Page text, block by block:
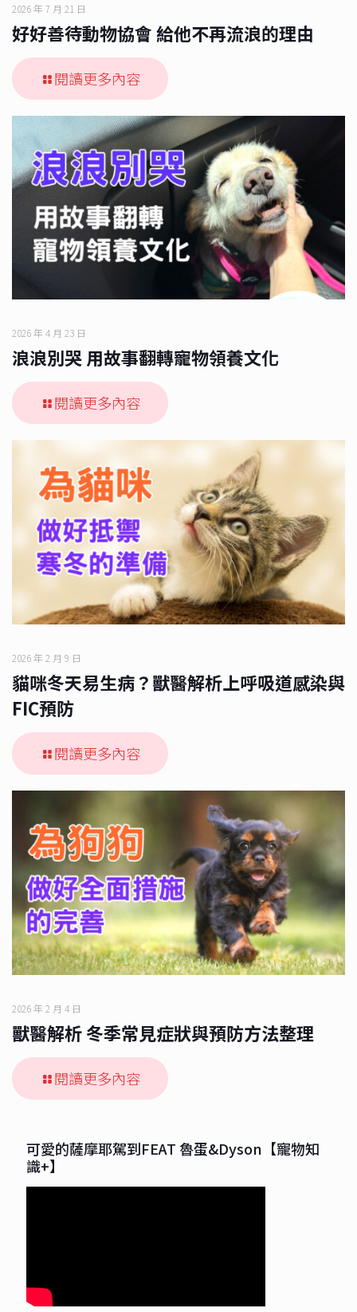
2026 年 7 月 21 日
好好善待動物協會 給他不再流浪的理由
閱讀更多內容
2026 年 4 月 23 日
浪浪別哭 用故事翻轉寵物領養文化
閱讀更多內容
2026 年 2 月 9 日
貓咪冬天易生病？獸醫解析上呼吸道感染與
FIC預防
閱讀更多內容
2026 年 2 月 4 日
獸醫解析 冬季常見症狀與預防方法整理
閱讀更多內容
可愛的薩摩耶駕到FEAT 魯蛋&Dyson【寵物知
識+】